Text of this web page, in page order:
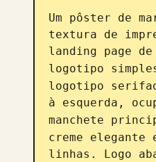
Um pôster de
textura de
landing page
logotipo
logotipo
à esquerda,
manchete
creme elegante
linhas. Logo